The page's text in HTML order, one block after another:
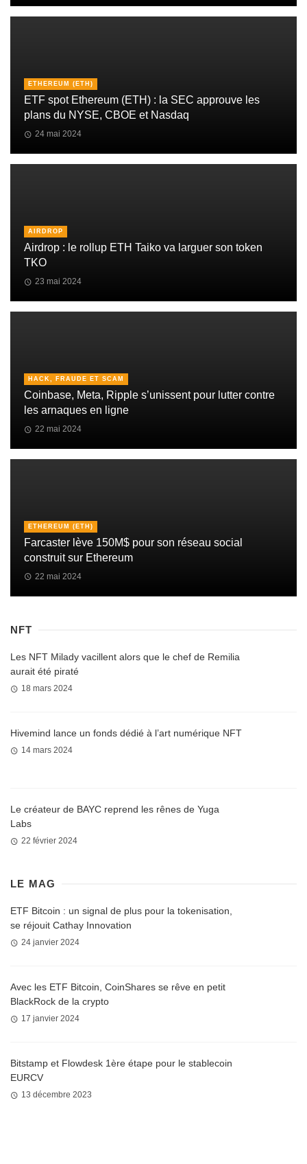
ETHEREUM (ETH)
ETF spot Ethereum (ETH) : la SEC approuve les
plans du NYSE, CBOE et Nasdaq
24 mai 2024
AIRDROP
Airdrop : le rollup ETH Taiko va larguer son token
TKO
23 mai 2024
HACK, FRAUDE ET SCAM
Coinbase, Meta, Ripple s’unissent pour lutter contre
les arnaques en ligne
22 mai 2024
ETHEREUM (ETH)
Farcaster lève 150M$ pour son réseau social
construit sur Ethereum
22 mai 2024
NFT
Les NFT Milady vacillent alors que le chef de Remilia
aurait été piraté
18 mars 2024
Hivemind lance un fonds dédié à l’art numérique NFT
14 mars 2024
Le créateur de BAYC reprend les rênes de Yuga
Labs
22 février 2024
LE MAG
ETF Bitcoin : un signal de plus pour la tokenisation,
se réjouit Cathay Innovation
24 janvier 2024
Avec les ETF Bitcoin, CoinShares se rêve en petit
BlackRock de la crypto
17 janvier 2024
Bitstamp et Flowdesk 1ère étape pour le stablecoin
EURCV
13 décembre 2023